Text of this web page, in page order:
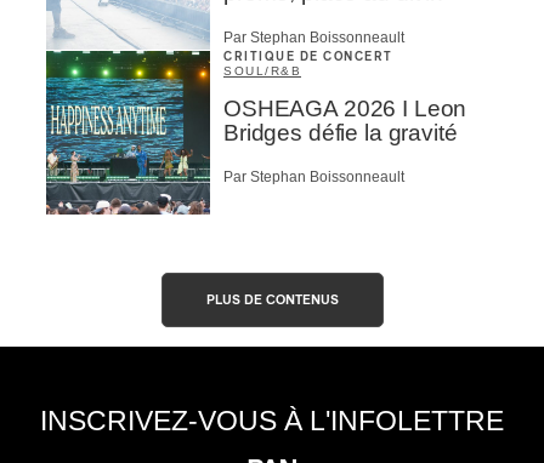
Par Stephan Boissonneault
CRITIQUE DE CONCERT
SOUL/R&B
OSHEAGA 2026 I Leon
Bridges défie la gravité
Par Stephan Boissonneault
PLUS DE CONTENUS
INSCRIVEZ-VOUS À L'INFOLETTRE